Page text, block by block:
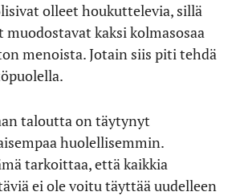
olleet houkuttelevia, sillä
kaksi kolmasosaa
menoista. Jotain siis piti tehdä
taloutta on täytynyt
huolellisemmin.
tarkoittaa, että kaikkia
ei ole voitu täyttää uudelleen